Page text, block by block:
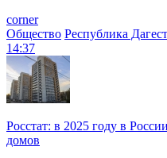
corner
Общество Республика
14:37
Росстат: в 2025 году в
домов